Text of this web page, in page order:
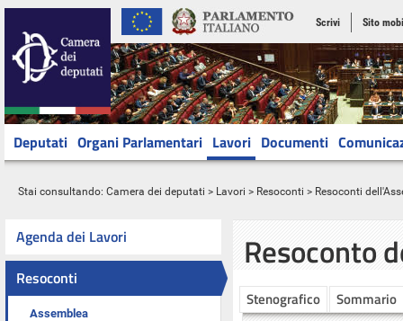
Scrivi Sito
Deputati Organi Parlamentari Lavori Documenti
Stai consultando: Camera dei deputati > Lavori > Resoconti > Resoconti
Agenda dei Lavori
Resoconti
Assemblea
Resoconto
Stenografico Sommario